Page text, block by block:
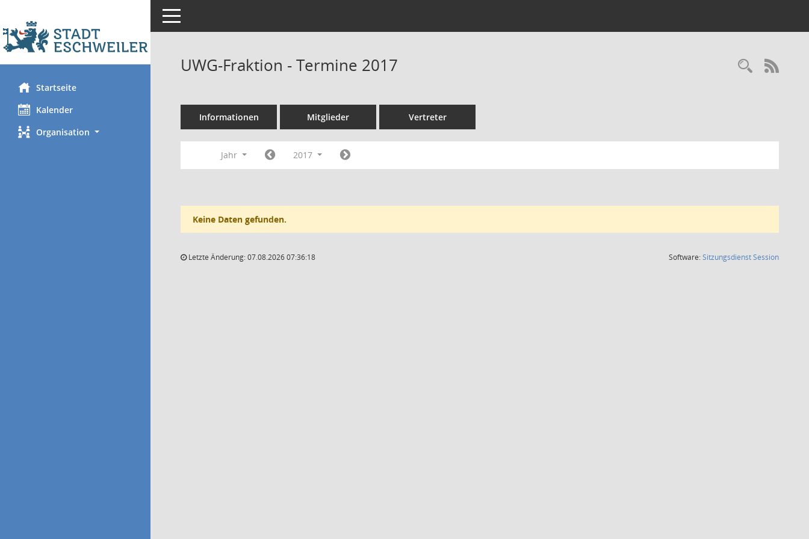
Startseite
Kalender
Organisation
Toggle navigation
UWG-Fraktion - Termine 2017
Informationen Mitglieder Vertreter
Jahr 2017
Keine Daten gefunden.
Letzte Änderung: 07.08.2026 07:36:18 Software:SitzungsdienstSession(Wird in